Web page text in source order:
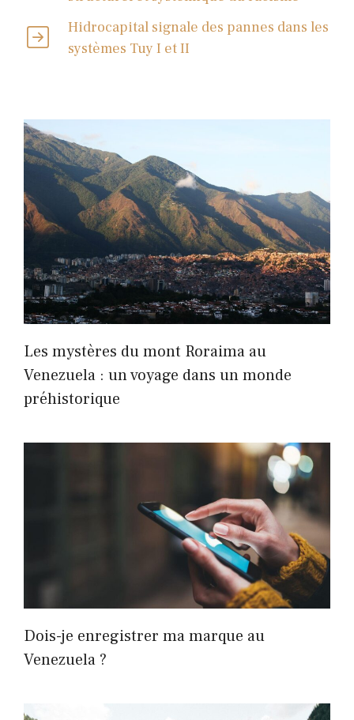
Hidrocapital signale des pannes dans les
systèmes Tuy I et II
Les mystères du mont Roraima au
Venezuela : un voyage dans un monde
préhistorique
Dois-je enregistrer ma marque au
Venezuela ?